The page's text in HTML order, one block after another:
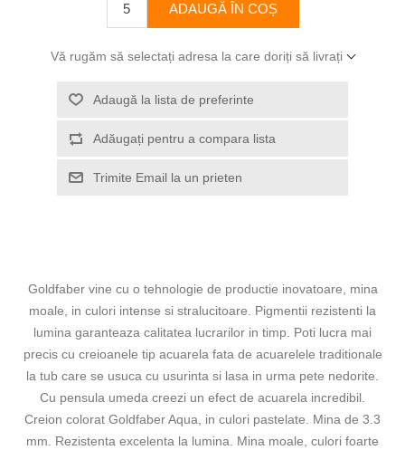
ADAUGĂ ÎN COȘ
Vă rugăm să selectați adresa la care doriți să livrați
Adaugă la lista de preferinte
Adăugați pentru a compara lista
Trimite Email la un prieten
Goldfaber vine cu o tehnologie de productie inovatoare, mina
moale, in culori intense si stralucitoare. Pigmentii rezistenti la
lumina garanteaza calitatea lucrarilor in timp. Poti lucra mai
precis cu creioanele tip acuarela fata de acuarelele traditionale
la tub care se usuca cu usurinta si lasa in urma pete nedorite.
Cu pensula umeda creezi un efect de acuarela incredibil.
Creion colorat Goldfaber Aqua, in culori pastelate. Mina de 3.3
mm. Rezistenta excelenta la lumina. Mina moale, culori foarte